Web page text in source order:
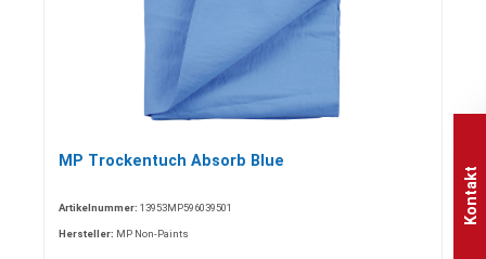
MP Trockentuch Absorb Blue
Artikelnummer: 13953MP596039501
Hersteller: MP Non-Paints
Kontakt